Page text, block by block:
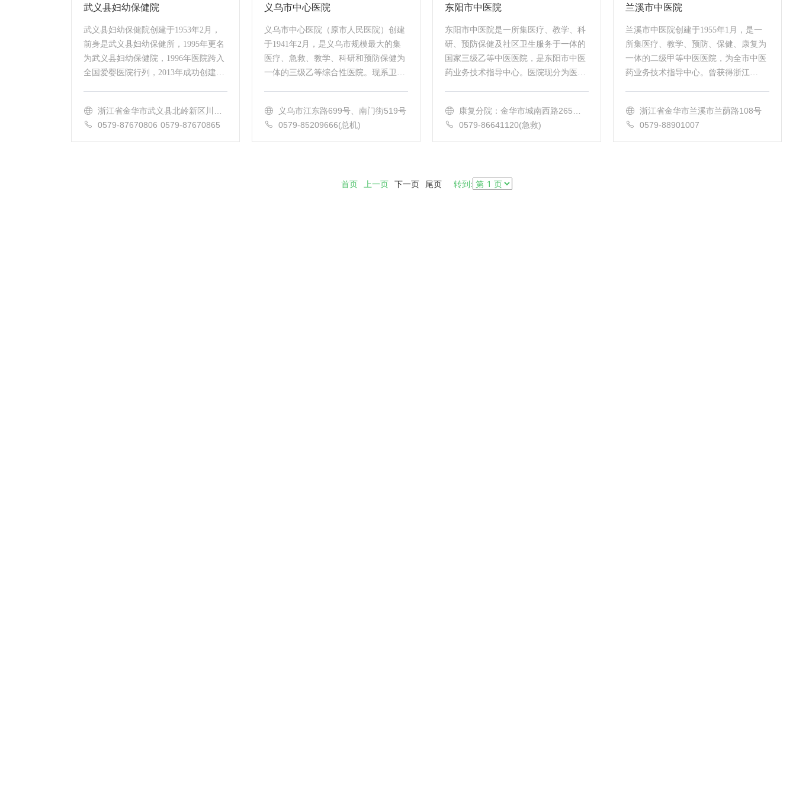
武义县妇幼保健院
武义县妇幼保健院创建于1953年2月，
前身是武义县妇幼保健所，1995年更名
为武义县妇幼保健院，1996年医院跨入
全国爱婴医院行列，2013年成功创建浙
力，现...
浙江省金华市武义县北岭新区川北
路（武义三中隔壁）
0579-87670806 0579-87670865
义乌市中心医院
义乌市中心医院（原市人民医院）创建
于1941年2月，是义乌市规模最大的集
医疗、急救、教学、科研和预防保健为
一体的三级乙等综合性医院。现系卫生
国家...义乌市江东路699号、南门街519号
0579-85209666(总机)
东阳市中医院
东阳市中医院是一所集医疗、教学、科
研、预防保健及社区卫生服务于一体的
国家三级乙等中医医院，是东阳市中医
药业务技术指导中心。医院现分为医院
除...康复分院：金华市城南西路265号
老院：东阳市吴宁东路14号 新院：
东阳市艺海路25号
0579-86641120(急救)
兰溪市中医院
兰溪市中医院创建于1955年1月，是一
所集医疗、教学、预防、保健、康复为
一体的二级甲等中医医院，为全市中医
药业务技术指导中心。曾获得浙江
浙江省金华市兰溪市兰荫路108号
0579-88901007
首页 上一页 下一页 尾页转到: